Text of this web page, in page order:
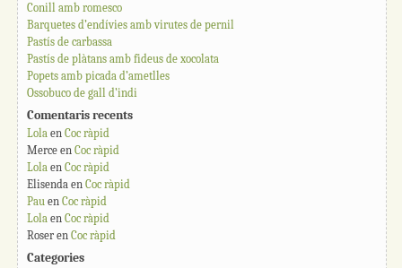
Conill amb romesco
Barquetes d’endívies amb virutes de pernil
Pastís de carbassa
Pastís de plàtans amb fideus de xocolata
Popets amb picada d’ametlles
Ossobuco de gall d’indi
Comentaris recents
Lola en Coc ràpid
Merce en Coc ràpid
Lola en Coc ràpid
Elisenda en Coc ràpid
Pau en Coc ràpid
Lola en Coc ràpid
Roser en Coc ràpid
Categories